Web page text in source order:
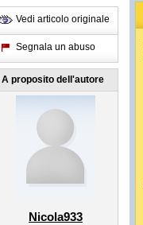
Vedi articolo originale
Segnala un abuso
A proposito dell'autore
Nicola933